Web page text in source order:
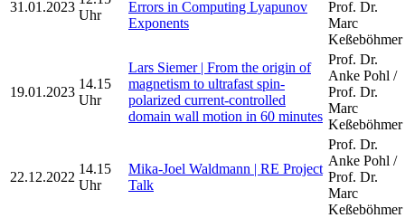
31.01.2023
Uhr
Errors in Computing Lyapunov
Exponents
Prof. Dr.
Marc
Keßeböhmer
19.01.2023
14.15
Uhr
Lars Siemer | From the origin of
magnetism to ultrafast spin-
polarized current-controlled
domain wall motion in 60 minutes
Prof. Dr.
Anke Pohl /
Prof. Dr.
Marc
Keßeböhmer
22.12.2022
14.15
Uhr
Mika-Joel Waldmann | RE Project
Talk
Prof. Dr.
Anke Pohl /
Prof. Dr.
Marc
Keßeböhmer